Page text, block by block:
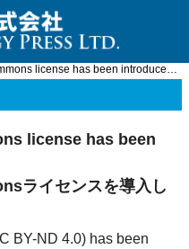
license has been introduced[IJAT] Crea ...
license has been
ライセンスを導入し
BY-ND 4.0) has been